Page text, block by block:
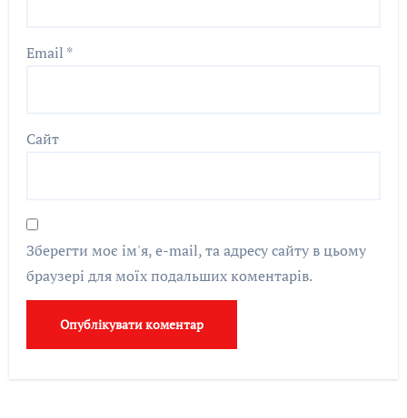
Email *
Сайт
Зберегти моє ім'я, e-mail, та адресу сайту в цьому
браузері для моїх подальших коментарів.